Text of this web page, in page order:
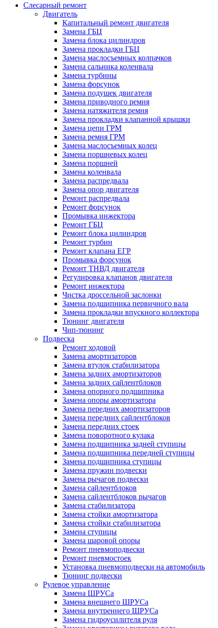
Слесарный ремонт
Двигатель
Капитальный ремонт двигателя
Замена ГБЦ
Замена блока цилиндров
Замена прокладки ГБЦ
Замена маслосъемных колпачков
Замена сальника коленвала
Замена турбины
Замена форсунок
Замена подушек двигателя
Замена приводного ремня
Замена натяжителя ремня
Замена прокладки клапанной крышки
Замена цепи ГРМ
Замена ремня ГРМ
Замена маслосъемных колец
Замена поршневых колец
Замена поршней
Замена коленвала
Замена распредвала
Замена опор двигателя
Ремонт распредвала
Ремонт форсунок
Промывка инжектора
Ремонт ГБЦ
Ремонт блока цилиндров
Ремонт турбин
Ремонт клапана ЕГР
Промывка форсунок
Ремонт ТНВД двигателя
Регулировка клапанов двигателя
Ремонт инжектора
Чистка дроссельной заслонки
Замена подшипника первичного вала
Замена прокладки впускного коллектора
Тюнинг двигателя
Чип-тюнинг
Подвеска
Ремонт ходовой
Замена амортизаторов
Замена втулок стабилизатора
Замена задних амортизаторов
Замена задних сайлентблоков
Замена опорного подшипника
Замена опоры амортизатора
Замена передних амортизаторов
Замена передних сайлентблоков
Замена передних стоек
Замена поворотного кулака
Замена подшипника задней ступицы
Замена подшипника передней ступицы
Замена подшипника ступицы
Замена пружин подвески
Замена рычагов подвески
Замена сайлентблоков
Замена сайлентблоков рычагов
Замена стабилизатора
Замена стойки амортизатора
Замена стойки стабилизатора
Замена ступицы
Замена шаровой опоры
Ремонт пневмоподвески
Ремонт пневмостоек
Установка пневмоподвески на автомобиль
Тюнинг подвески
Рулевое управление
Замена ШРУСа
Замена внешнего ШРУСа
Замена внутреннего ШРУСа
Замена гидроусилителя руля